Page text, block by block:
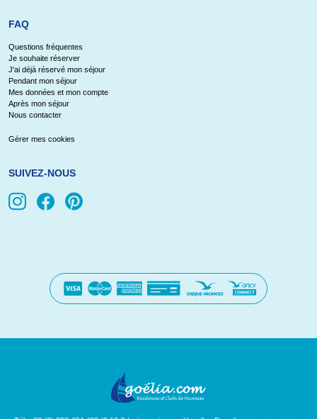
FAQ
Questions fréquentes
Je souhaite réserver
J'ai déjà réservé mon séjour
Pendant mon séjour
Mes données et mon compte
Après mon séjour
Nous contacter
Gérer mes cookies
SUIVEZ-NOUS